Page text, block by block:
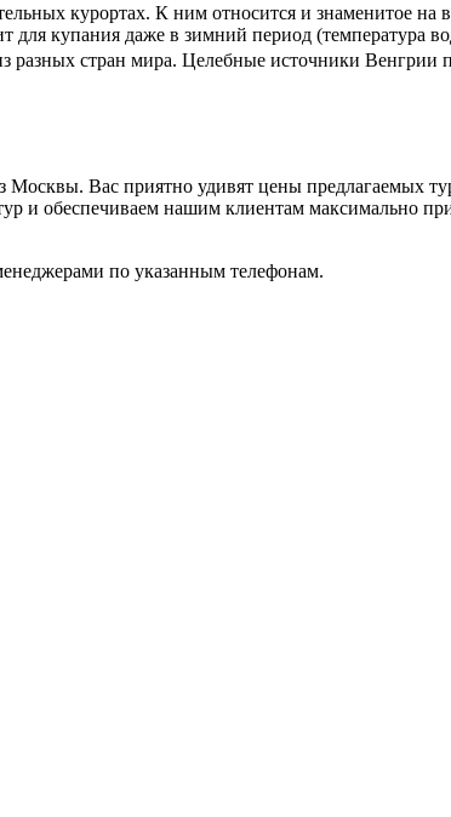
курортах. К ним относится и знаменитое на
купания даже в зимний период (температура
стран мира. Целебные источники Венгрии
Вас приятно удивят цены предлагаемых
и обеспечиваем нашим клиентам максимально
по указанным телефонам.